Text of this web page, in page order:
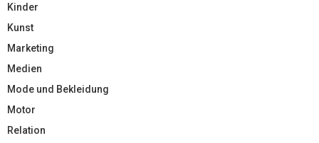
Kinder
Kunst
Marketing
Medien
Mode und Bekleidung
Motor
Relation